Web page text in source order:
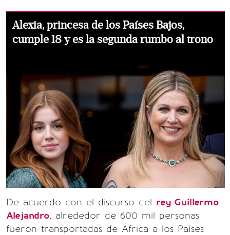
Alexia, princesa de los Países Bajos,
cumple 18 y es la segunda rumbo al trono
De acuerdo con el discurso del rey Guillermo
Alejandro, alrededor de 600 mil personas
fueron transportadas de África a los Países